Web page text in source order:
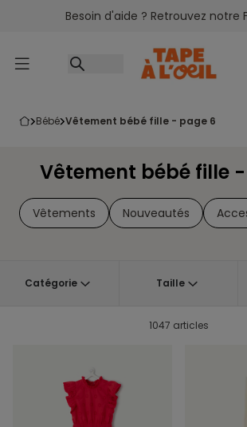
Accéder au contenu
Besoin d'aide ? Retrouvez notre
bébé vêtement bébé fille - page 6
Vêtement bébé fille
Vêtements Nouveautés
Catégorie Taille
1047 articles